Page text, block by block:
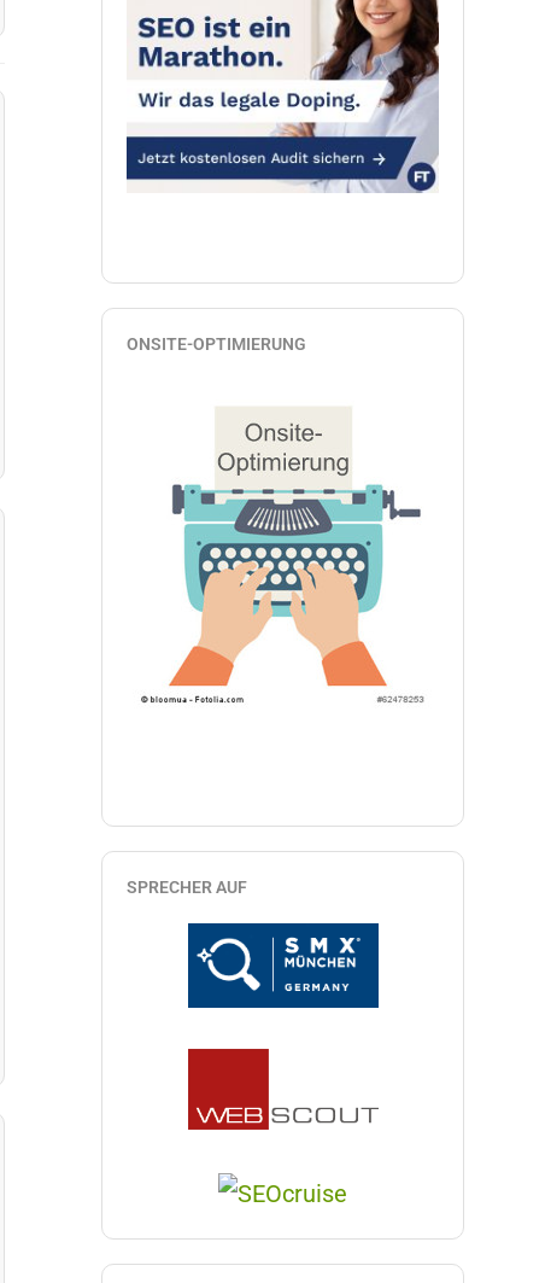
ONSITE-OPTIMIERUNG
SPRECHER AUF